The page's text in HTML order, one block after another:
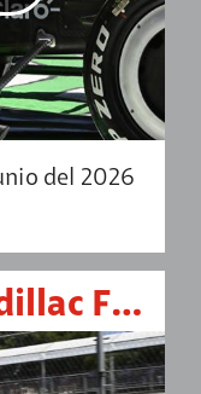
del 2026
Sergio Pérez y Cadillac F1, con su mejor resultado de la temporada en el GP de Barcelona